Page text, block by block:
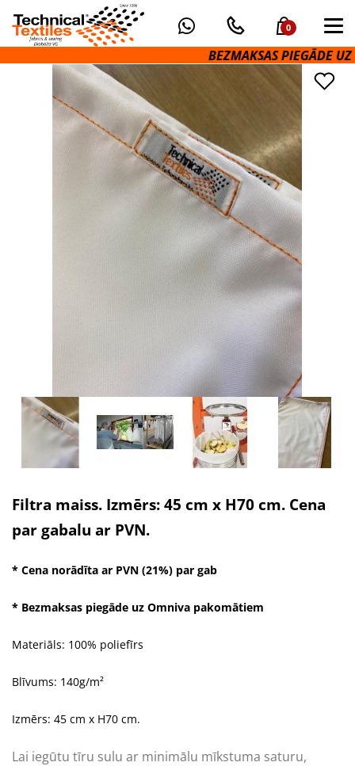
0
BEZMAKSAS PIEGĀDE UZ
Filtra maiss. Izmērs: 45 cm x H70 cm. Cena
par gabalu ar PVN.
* Cena norādīta ar PVN (21%) par gab
* Bezmaksas piegāde uz Omniva pakomātiem
Materiāls: 100% poliefīrs
Blīvums: 140g/m²
Izmērs: 45 cm x H70 cm.
Lai iegūtu tīru sulu ar minimālu mīkstuma saturu,